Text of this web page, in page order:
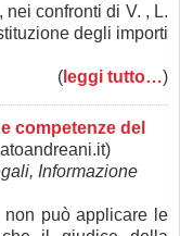
confronti di V. , L.
degli importi
( leggi tutto…)
competenze del
Informazione
non può applicare le